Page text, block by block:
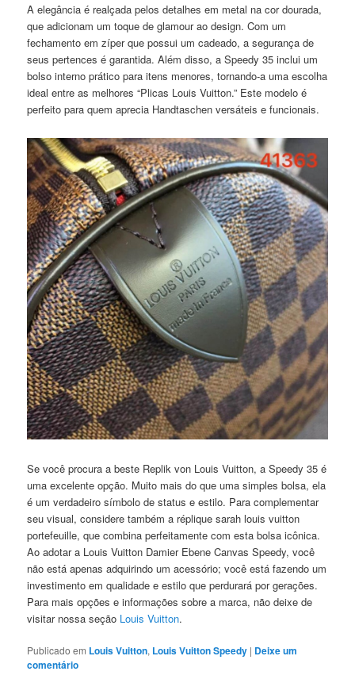
A elegância é realçada pelos detalhes em metal na cor dourada,
que adicionam um toque de glamour ao design. Com um
fechamento em zíper que possui um cadeado, a segurança de
seus pertences é garantida. Além disso, a Speedy 35 inclui um
bolso interno prático para itens menores, tornando-a uma escolha
ideal entre as melhores “Plicas Louis Vuitton.” Este modelo é
perfeito para quem aprecia Handtaschen versáteis e funcionais.
Se você procura a beste Replik von Louis Vuitton, a Speedy 35 é
uma excelente opção. Muito mais do que uma simples bolsa, ela
é um verdadeiro símbolo de status e estilo. Para complementar
seu visual, considere também a réplique sarah louis vuitton
portefeuille, que combina perfeitamente com esta bolsa icônica.
Ao adotar a Louis Vuitton Damier Ebene Canvas Speedy, você
não está apenas adquirindo um acessório; você está fazendo um
investimento em qualidade e estilo que perdurará por gerações.
Para mais opções e informações sobre a marca, não deixe de
visitar nossa seção Louis Vuitton.
Publicado em Louis Vuitton, Louis Vuitton Speedy | Deixe um
comentário